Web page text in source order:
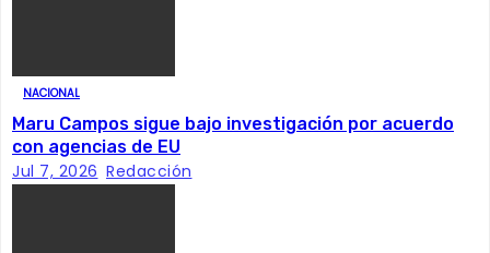
e
e
NACIONAL
Maru Campos sigue bajo investigación por acuerdo
con agencias de EU
Jul 7, 2026 Redacción